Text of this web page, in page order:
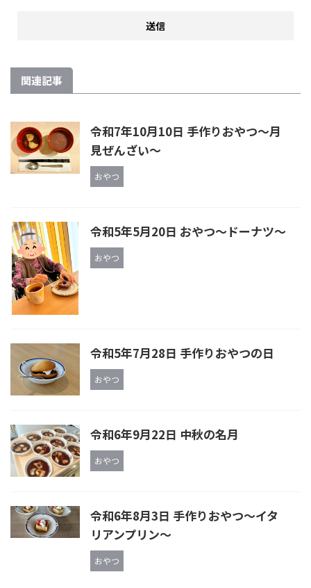
関連記事
令和7年10月10日 手作りおやつ〜月
見ぜんざい〜
おやつ
令和5年5月20日 おやつ～ドーナツ～
おやつ
令和5年7月28日 手作りおやつの日
おやつ
令和6年9月22日 中秋の名月
おやつ
令和6年8月3日 手作りおやつ〜イタ
リアンプリン〜
おやつ